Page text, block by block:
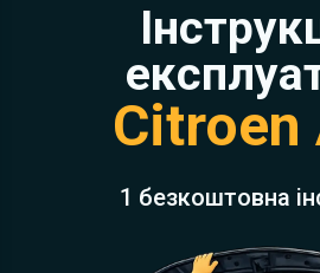
Citroen
1 безкоштовна